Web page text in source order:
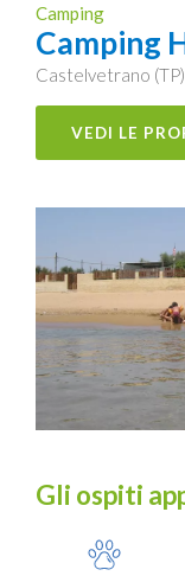
Camping
Camping
Castelvetrano (TP)
VEDI LE
Gli ospiti